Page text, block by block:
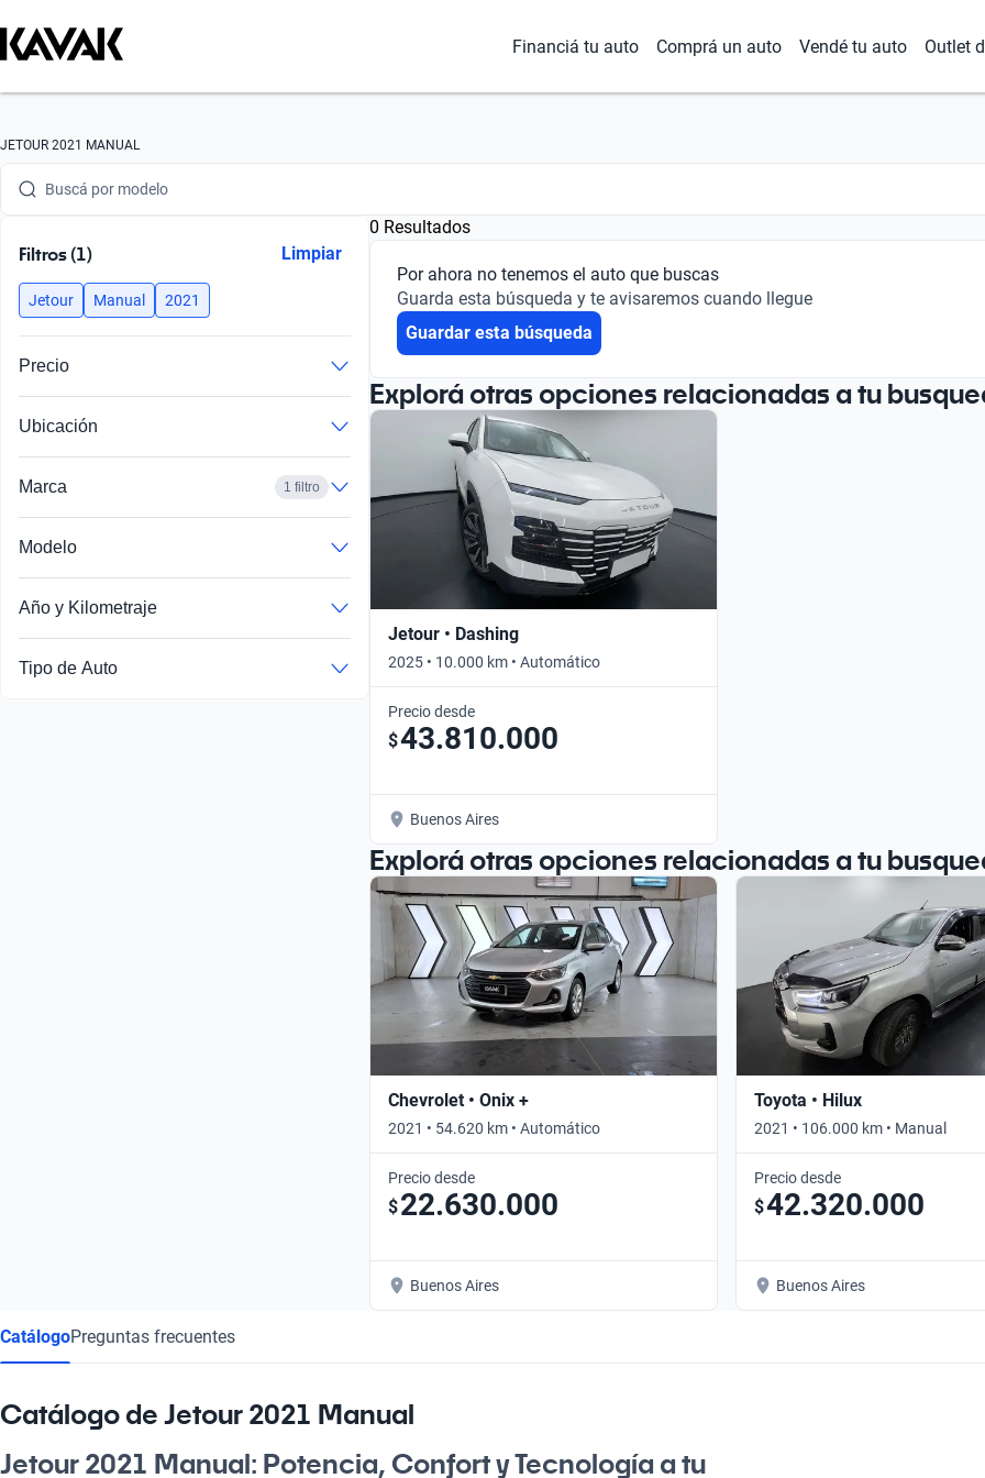
Financiá tu auto Comprá un auto Vendé tu auto Outlet
JETOUR 2021 MANUAL
Buscá por marca
Buscá por modelo
Buscá por año
Buscá por marca
Buscá por versión
Buscá por año
Filtros (1) Limpiar
Jetour Manual 2021
Precio
Ubicación
Marca 1 filtro
Modelo
Año y Kilometraje
Tipo de Auto
0 Resultados
Por ahora no tenemos el auto que buscas
Guarda esta búsqueda y te avisaremos cuando llegue
Guardar esta búsqueda
Explorá otras opciones relacionadas a tu
Jetour • Dashing
2025 • 10.000 km • Automático
Precio desde
$43.810.000
Buenos Aires
Explorá otras opciones relacionadas a tu
Chevrolet • Onix +
2021 • 54.620 km • Automático
Precio desde
$22.630.000
Buenos Aires
Toyota • Hilux
2021 • 106.000 km • Manual
Precio desde
$42.320.000
Buenos Aires
CatálogoPreguntas frecuentes
Catálogo de Jetour 2021 Manual
Jetour 2021 Manual: Potencia, Confort y Tecnología a tu